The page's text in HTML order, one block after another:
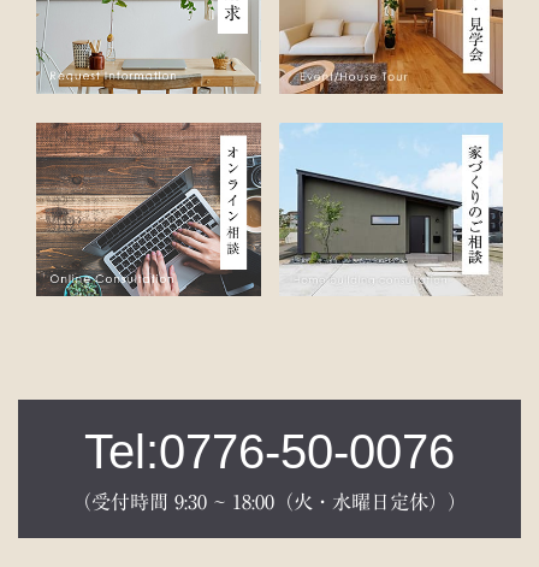
Tel:0776-50-0076
（受付時間 9:30 ~ 18:00（火・水曜日定休））